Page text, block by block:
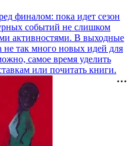
финалом: пока идет сезон
событий не слишком
активностями. В выходные
не так много новых идей для
самое время уделить
или почитать книги.